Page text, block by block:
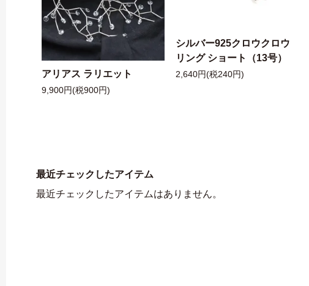
アリアス ラリエット
9,900円(税900円)
シルバー925クロウクロウ
リング ショート（13号）
2,640円(税240円)
最近チェックしたアイテム
最近チェックしたアイテムはありません。